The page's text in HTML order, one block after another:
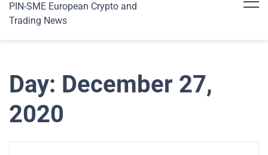
PIN-SME European Crypto and
Trading News
Day: December 27,
2020